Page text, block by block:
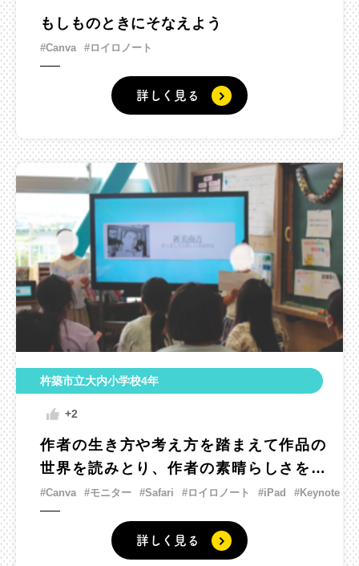
もしものときにそなえよう
#Canva #ロイロノート
詳しく見る
杵築市立大内小学校4年
+2
作者の生き方や考え方を踏まえて作品の
世界を読みとり、作者の素晴らしさを伝
える記念館を開こう。
#Canva #モニター #Safari #ロイロノート #iPad #Keynote
詳しく見る